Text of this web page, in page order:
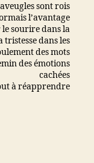
sont rois
l’avantage
sourire dans la
dans les
des mots
des émotions
cachées
à réapprendre